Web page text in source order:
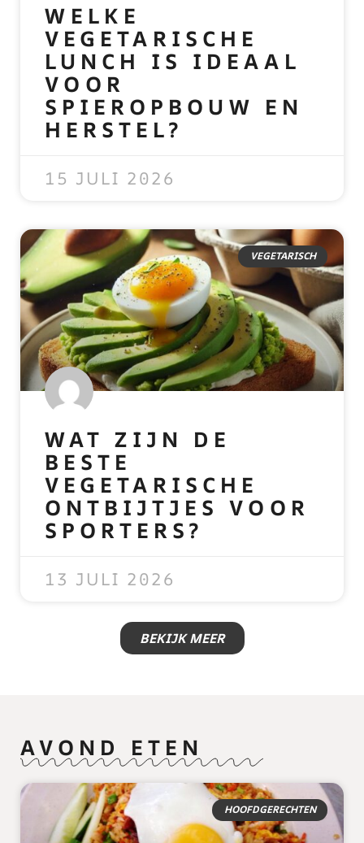
WELKE
VEGETARISCHE
LUNCH IS IDEAAL
VOOR
SPIEROPBOUW EN
HERSTEL?
15 JULI 2026
VEGETARISCH
WAT ZIJN DE
BESTE
VEGETARISCHE
ONTBIJTJES VOOR
SPORTERS?
13 JULI 2026
BEKIJK MEER
AVOND ETEN
HOOFDGERECHTEN